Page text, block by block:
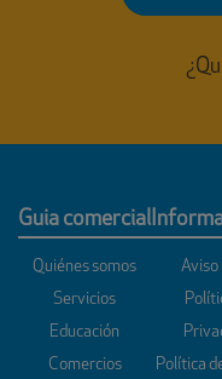
Guia comercial
Quiénes somos
Servicios
Educación
Comercios
Aviso
Política